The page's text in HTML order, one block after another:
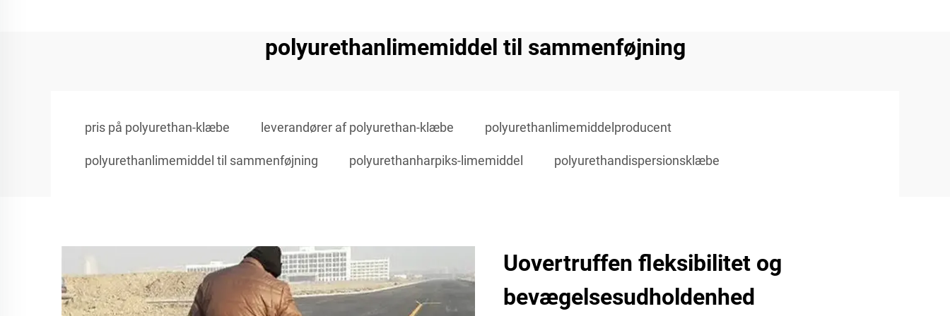
polyurethanlimemiddel til sammenføjning
pris på polyurethan-klæbe leverandører af polyurethan-klæbe polyurethanlimemiddelproducent
polyurethanlimemiddel til sammenføjning polyurethanharpiks-limemiddel polyurethandispersionsklæbe
Uovertruffen fleksibilitet og
bevægelsesudholdenhed